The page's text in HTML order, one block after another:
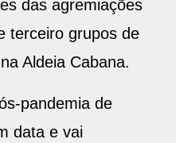
das agremiações
terceiro grupos de
Aldeia Cabana.
pandemia de
data e vai